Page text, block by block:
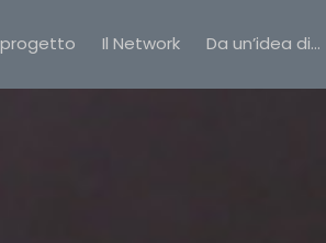
progetto Il Network Da un’idea di…